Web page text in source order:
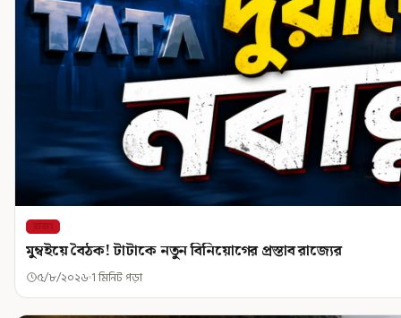
রাজ্য
মুম্বইয়ে বৈঠক! টাটাকে নতুন বিনিয়োগের প্রস্তাব রাজ্যের
৫/৮/২০২৬ 1 মিনিট পড়া